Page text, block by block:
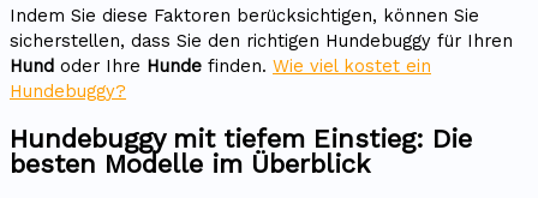
Indem Sie diese Faktoren berücksichtigen, können Sie
sicherstellen, dass Sie den richtigen Hundebuggy für Ihren
Hund oder Ihre Hunde finden. Wie viel kostet ein
Hundebuggy?
Hundebuggy mit tiefem Einstieg: Die
besten Modelle im Überblick